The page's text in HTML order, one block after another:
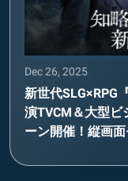
Dec 26, 2025
新世代SLG×RPG
演TVCM＆大型ビ
ーン開催！縦画面